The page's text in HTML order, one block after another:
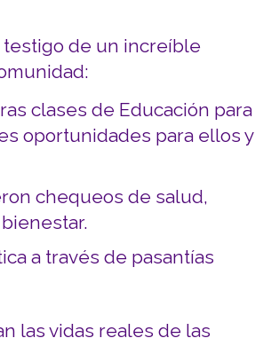
de un increíble
clases de Educación para
oportunidades para ellos y
chequeos de salud,
a través de pasantías
las vidas reales de las